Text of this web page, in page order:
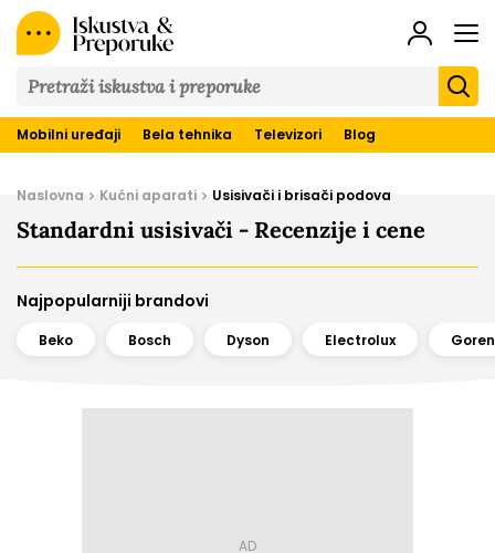
&
Preporuke
Mobilni uređaji Bela tehnika Televizori Blog
Naslovna Kućni aparati Usisivači i brisači podova
Standardni usisivači - Recenzije i cene
Najpopularniji brandovi
Beko Bosch Dyson Electrolux